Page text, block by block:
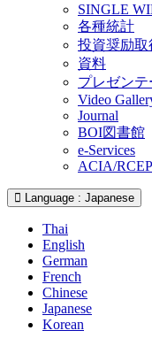
SINGLE
各種統計
投資奨励取
資料
プレゼンテ
Video
Journal
BOI図書館
e-Services
ACIA/RCEP
Language : Japanese
Thai
English
German
French
Chinese
Japanese
Korean